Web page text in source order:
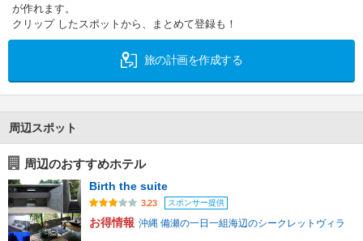
が作れます。
クリップ したスポットから、まとめて登録も！
旅の計画を作成する
周辺スポット
周辺のおすすめホテル
Birth the suite
3.23 スポンサー提供
お得情報 沖縄 備瀬の一日一組海辺のシークレットヴィラ